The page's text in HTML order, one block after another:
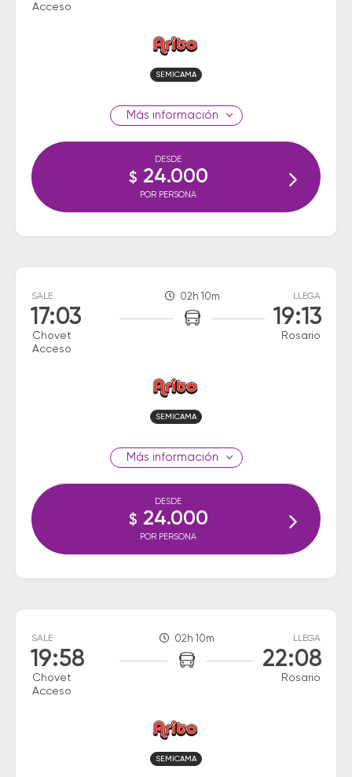
Acceso
SEMICAMA
información
DESDE
$ 24.000
POR PERSONA
SALE
17:03
Chovet
Acceso
02h 10m LLEGA
19:13
Rosario
SEMICAMA
información
DESDE
$ 24.000
POR PERSONA
SALE
19:58
Chovet
Acceso
02h 10m LLEGA
22:08
Rosario
SEMICAMA